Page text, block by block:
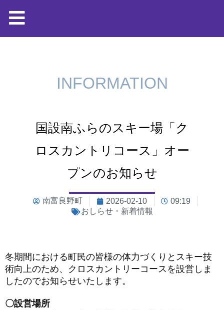
INFORMATION
国設南ふらのスキー場「ク
ロスカントリコース」オー
プンのお知らせ
南富良野町 2026-02-10
09:19
おしらせ・新着情報
冬期間における町民の皆様の体力づくりとスキー技
術向上のため、クロスカントリーコースを設営しま
したのでお知らせいたします。
〇設営場所